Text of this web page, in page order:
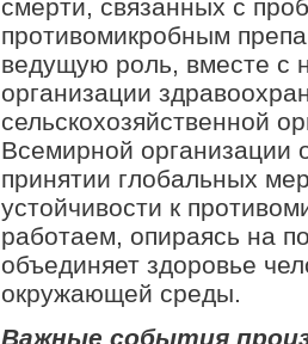
смерти, связанных с
противомикробным
ведущую роль, вместе с
организации
сельскохозяйственной
Всемирной организации
принятии глобальных
устойчивости к
работаем, опираясь на
объединяет здоровье
окружающей среды.
Важные события